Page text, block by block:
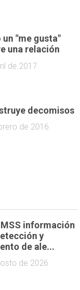
un "me gusta"
una relación
de 2017
decomisos
de 2016
información
y
de ale...
de 2026